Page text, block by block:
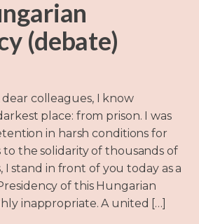
(debate)
colleagues, I know
place: from prison. I was
in harsh conditions for
to the solidarity of thousands of
I stand in front of you today as a
of this Hungarian
inappropriate. A united […]